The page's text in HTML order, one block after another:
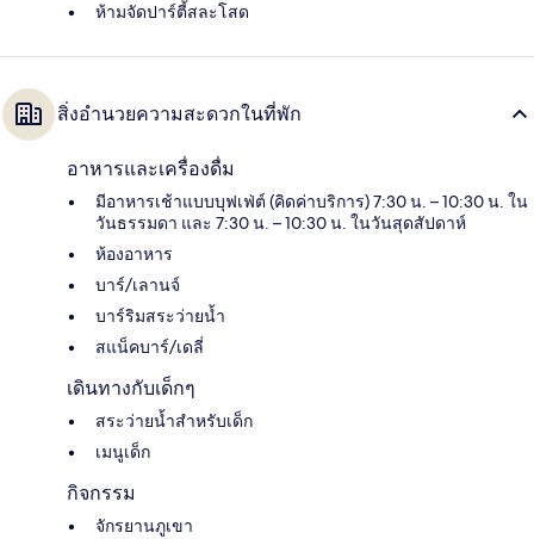
ห้ามจัดปาร์ตี้สละโสด
สิ่งอำนวยความสะดวกในที่พัก
อาหารและเครื่องดื่ม
มีอาหารเช้าแบบบุฟเฟ่ต์ (คิดค่าบริการ) 7:30 น. – 10:30 น. ใน
วันธรรมดา และ 7:30 น. – 10:30 น. ในวันสุดสัปดาห์
ห้องอาหาร
บาร์/เลานจ์
บาร์ริมสระว่ายน้ำ
สแน็คบาร์/เดลี่
เดินทางกับเด็กๆ
สระว่ายน้ำสำหรับเด็ก
เมนูเด็ก
กิจกรรม
จักรยานภูเขา